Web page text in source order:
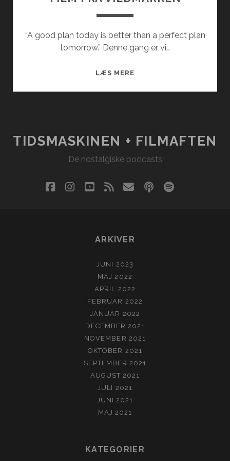
“A good plan today is better than a perfect plan
tomorrow.” Denne gang er vi…
LÆS MERE
TIDSMASKINEN + FILMAFTEN
De nostalgiske podcasts
facebookinstagram
youtube
rss emailpodcastspotify
ARKIVER
JUNI 2023
MAJ 2022
APRIL 2022
FEBRUAR 2022
JANUAR 2022
DECEMBER 2021
NOVEMBER 2021
OKTOBER 2021
SEPTEMBER 2021
AUGUST 2021
JULI 2021
JUNI 2021
MAJ 2021
KATEGORIER